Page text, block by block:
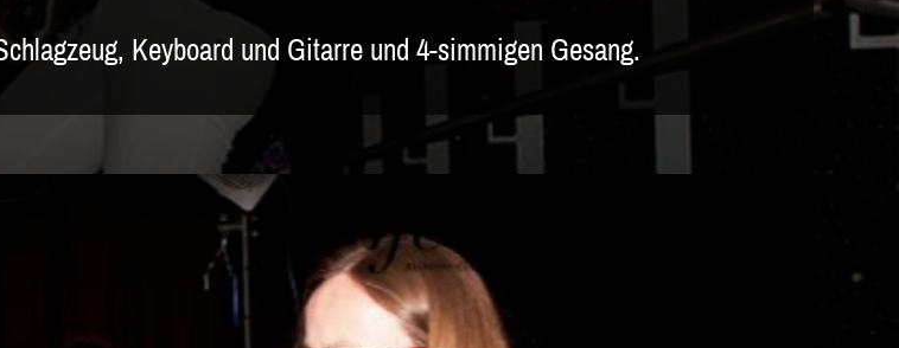
Keyboard und Gitarre und 4-simmigen Gesang.